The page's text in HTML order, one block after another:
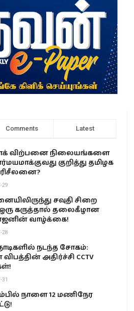
Comments Latest
விற்பனை நிலையங்களை
குறித்து தமிழக
29
சவுதி சிறை
கருத்தால் தலைகீழான
வாழ்க்கை!
28
நடந்த சோகம்:
அதிர்ச்சி CCTV
31
நாளை 12 மணிநேர